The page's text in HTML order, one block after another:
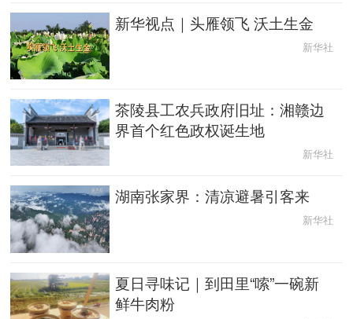
新华视点｜头雁领飞 沃土生金
新华社
茶陵县工农兵政府旧址：湘赣边
界首个红色政权诞生地
新华社
湖南张家界：清凉避暑引客来
新华社
夏日寻味记｜到田里“嗦”一碗新
鲜牛肉粉